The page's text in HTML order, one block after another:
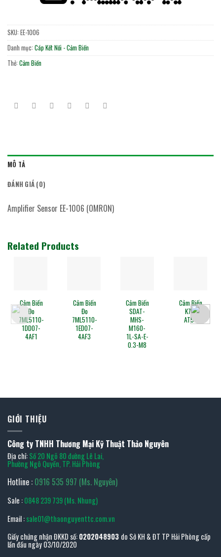
SKU: EE-1006
Danh mục: Cáp Kết Nối - Cảm Biến
Thẻ: Cảm Biến
MÔ TẢ
ĐÁNH GIÁ (0)
Amplifier Sensor EE-1006 (OMRON)
Related Products
Cảm Biến
Đo
7ML5110-
1ED07-
4AF3
Cảm Biến
SDAT-
MHS-
M160-
1L-SA-E-
Cảm Biến
K7L-
AT50
Cảm Biến
Sợi
Quang
GIỚI THIỆU
Công ty TNHH Thương Mại Kỹ Thuật Thảo Nguyên
Địa chỉ:Số 20 Ngõ 80 đường Lê Lai,
Phường Ngô Quyền, TP. Hải Phòng
Hotline : 0916 535 997 (Ms. Nguyên)
Sale :0848 239 739 (Ms. Nhung)
Email :sale01@thaonguyenttc.com.vn
Giấy chứng nhận ĐKKD số:0202048903 do Sở KH & ĐT TP Hải Phòng cấp
lần đầu ngày 03/10/2020